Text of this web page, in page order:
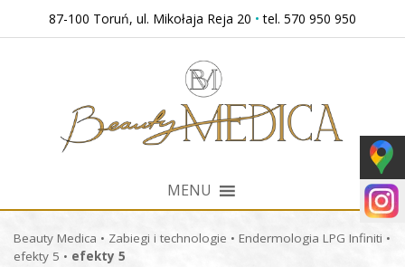
87-100 Toruń, ul. Mikołaja Reja 20 • tel. 570 950 950
MENU
Beauty Medica • Zabiegi i technologie • Endermologia LPG Infiniti •
efekty 5 • efekty 5